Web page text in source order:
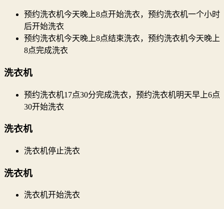
预约洗衣机今天晚上8点开始洗衣，预约洗衣机一个小时
后开始洗衣
预约洗衣机今天晚上8点结束洗衣，预约洗衣机今天晚上
8点完成洗衣
洗衣机
预约洗衣机17点30分完成洗衣，预约洗衣机明天早上6点
30开始洗衣
洗衣机
洗衣机停止洗衣
洗衣机
洗衣机开始洗衣